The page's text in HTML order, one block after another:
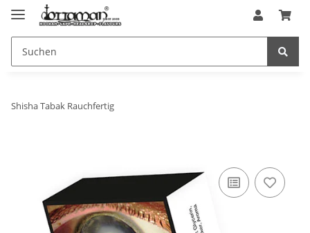
Shisha Tabak Rauchfertig